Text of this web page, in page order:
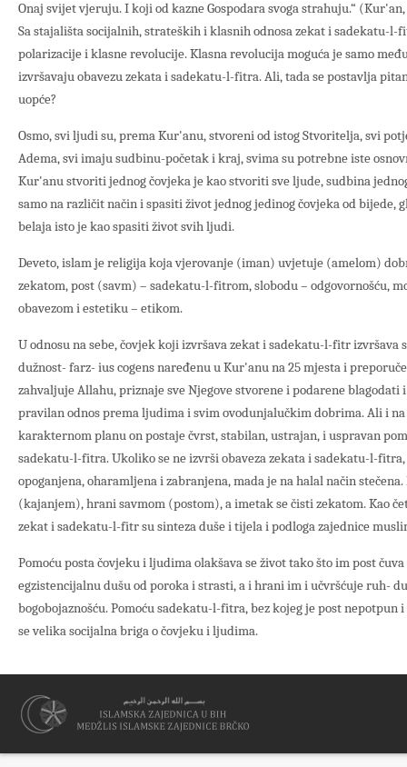
Onaj svijet vjeruju. I koji od kazne Gospodara svoga strahuju.“ (Kur'an,
Sa stajališta socijalnih, strateških i klasnih odnosa zekat i sadekatu-
polarizacije i klasne revolucije. Klasna revolucija moguća je samo
izvršavaju obavezu zekata i sadekatu-l-fitra. Ali, tada se postavlja
uopće?
Osmo, svi ljudi su, prema Kur'anu, stvoreni od istog Stvoritelja, svi
Adema, svi imaju sudbinu-početak i kraj, svima su potrebne iste
Kur'anu stvoriti jednog čovjeka je kao stvoriti sve ljude, sudbina
samo na različit način i spasiti život jednog jedinog čovjeka od bijede,
belaja isto je kao spasiti život svih ljudi.
Deveto, islam je religija koja vjerovanje (iman) uvjetuje (amelom)
zekatom, post (savm) – sadekatu-l-fitrom, slobodu – odgovornošću,
obavezom i estetiku – etikom.
U odnosu na sebe, čovjek koji izvršava zekat i sadekatu-l-fitr izvršava
dužnost- farz- ius cogens naređenu u Kur'anu na 25 mjesta i
zahvaljuje Allahu, priznaje sve Njegove stvorene i podarene blagodati
pravilan odnos prema ljudima i svim ovodunjalučkim dobrima. Ali i
karakternom planu on postaje čvrst, stabilan, ustrajan, i uspravan
sadekatu-l-fitra. Ukoliko se ne izvrši obaveza zekata i sadekatu-l-
opoganjena, oharamljena i zabranjena, mada je na halal način
(kajanjem), hrani savmom (postom), a imetak se čisti zekatom. Kao
zekat i sadekatu-l-fitr su sinteza duše i tijela i podloga zajednice
Pomoću posta čovjeku i ljudima olakšava se život tako što im post
egzistencijalnu dušu od poroka i strasti, a i hrani im i učvršćuje ruh-
bogobojaznošću. Pomoću sadekatu-l-fitra, bez kojeg je post
se velika socijalna briga o čovjeku i ljudima.